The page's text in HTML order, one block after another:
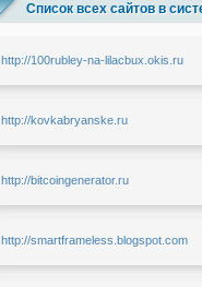
Список всех сайтов в
http://100rubley-na-lilacbux.okis.ru
http://kovkabryanske.ru
http://bitcoingenerator.ru
http://smartframeless.blogspot.com